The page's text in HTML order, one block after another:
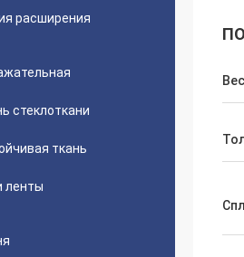
расширения
стеклоткани
ткань
ленты
Вес